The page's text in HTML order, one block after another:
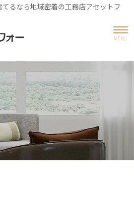
るなら地域密着の工務店アセットフ